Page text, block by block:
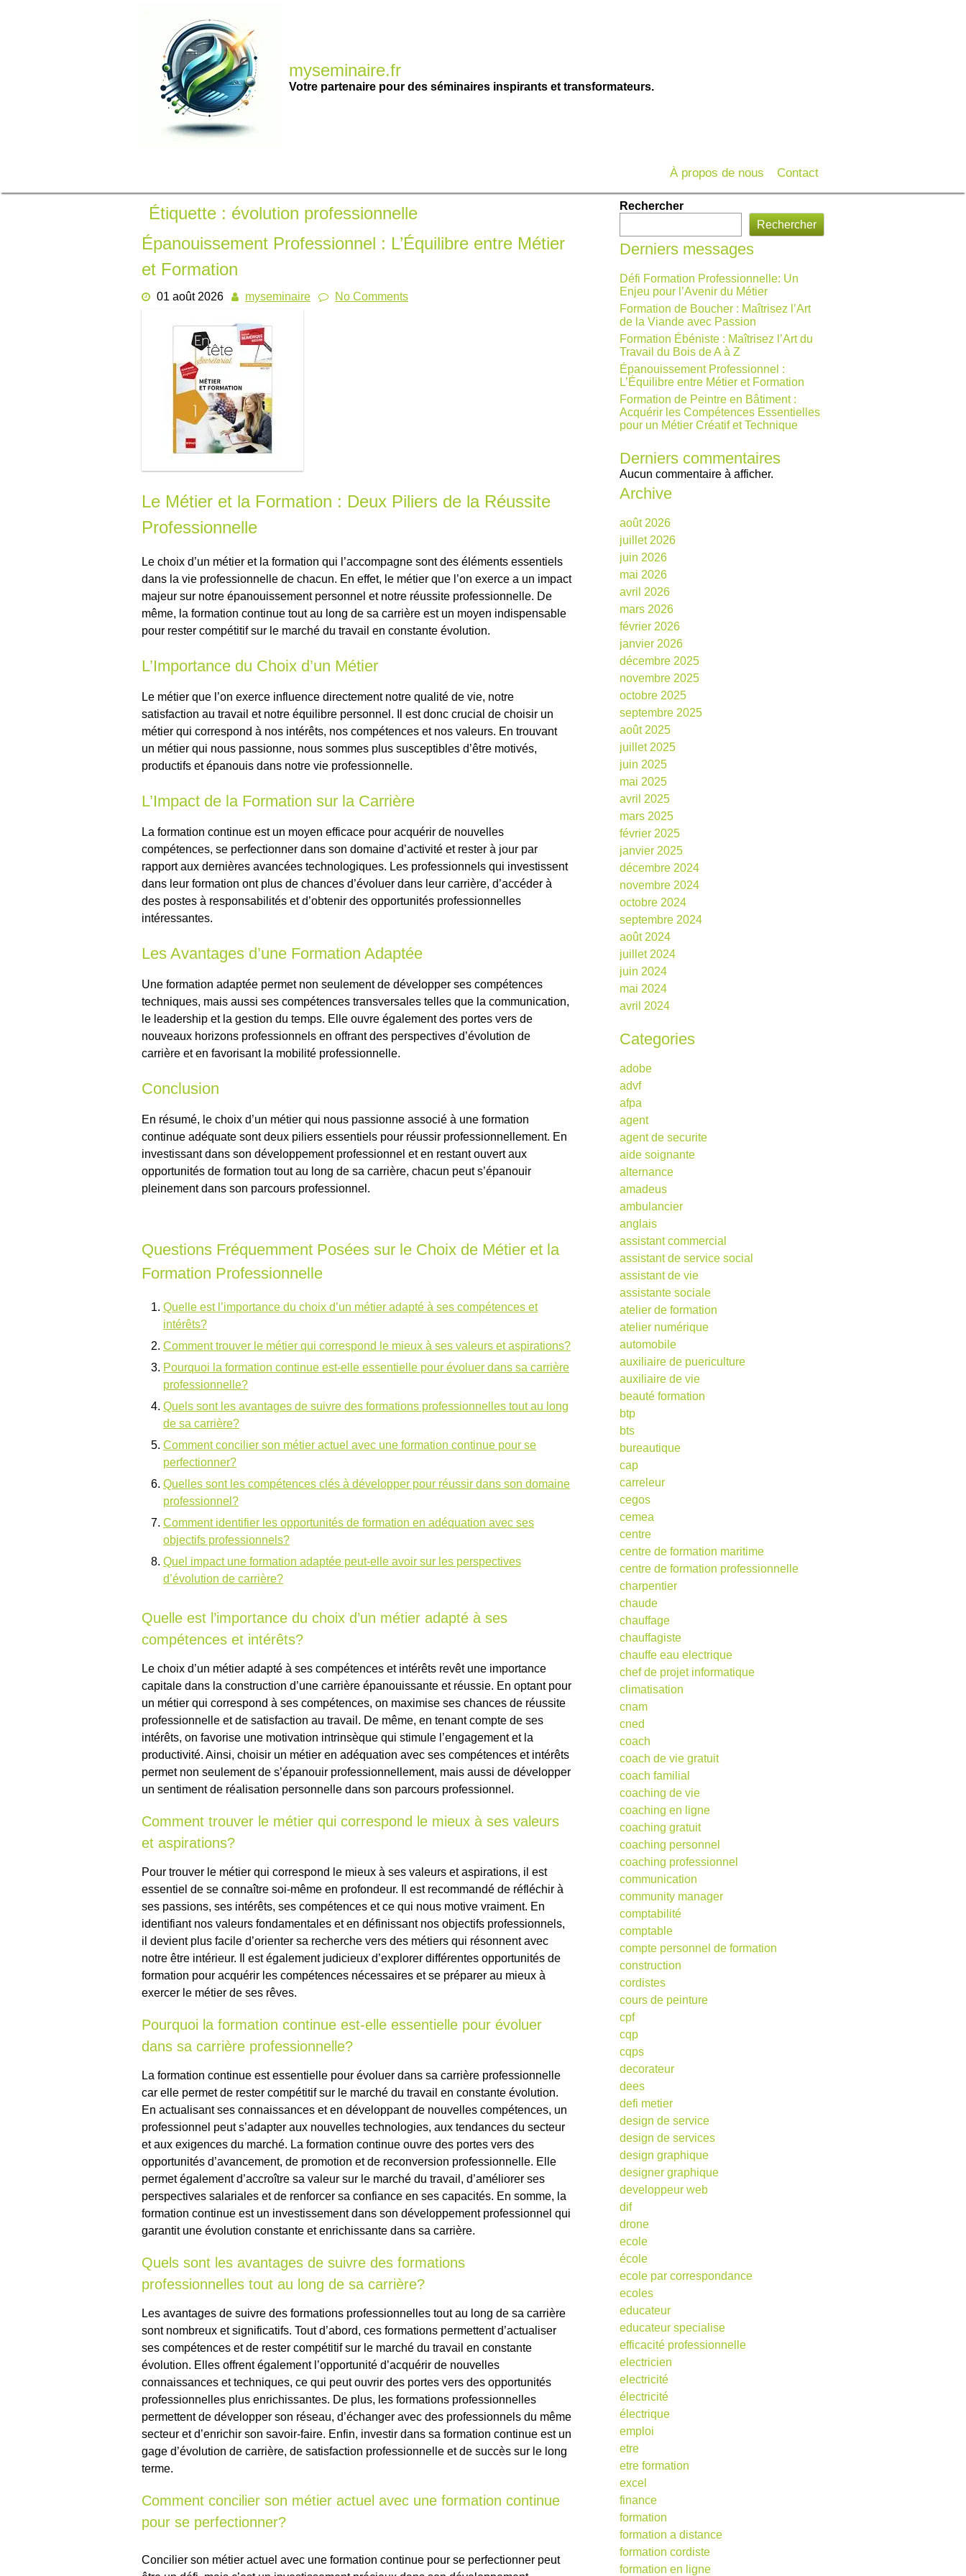
myseminaire.fr
Votre partenaire pour des séminaires inspirants et transformateurs.
À propos de nous Contact
Étiquette : évolution professionnelle
Épanouissement Professionnel : L’Équilibre entre Métier
et Formation
01 août 2026 myseminaire No Comments
Le Métier et la Formation : Deux Piliers de la Réussite
Professionnelle
Le choix d’un métier et la formation qui l’accompagne sont des éléments essentiels
dans la vie professionnelle de chacun. En effet, le métier que l’on exerce a un impact
majeur sur notre épanouissement personnel et notre réussite professionnelle. De
même, la formation continue tout au long de sa carrière est un moyen indispensable
pour rester compétitif sur le marché du travail en constante évolution.
L’Importance du Choix d’un Métier
Le métier que l’on exerce influence directement notre qualité de vie, notre
satisfaction au travail et notre équilibre personnel. Il est donc crucial de choisir un
métier qui correspond à nos intérêts, nos compétences et nos valeurs. En trouvant
un métier qui nous passionne, nous sommes plus susceptibles d’être motivés,
productifs et épanouis dans notre vie professionnelle.
L’Impact de la Formation sur la Carrière
La formation continue est un moyen efficace pour acquérir de nouvelles
compétences, se perfectionner dans son domaine d’activité et rester à jour par
rapport aux dernières avancées technologiques. Les professionnels qui investissent
dans leur formation ont plus de chances d’évoluer dans leur carrière, d’accéder à
des postes à responsabilités et d’obtenir des opportunités professionnelles
intéressantes.
Les Avantages d’une Formation Adaptée
Une formation adaptée permet non seulement de développer ses compétences
techniques, mais aussi ses compétences transversales telles que la communication,
le leadership et la gestion du temps. Elle ouvre également des portes vers de
nouveaux horizons professionnels en offrant des perspectives d’évolution de
carrière et en favorisant la mobilité professionnelle.
Conclusion
En résumé, le choix d’un métier qui nous passionne associé à une formation
continue adéquate sont deux piliers essentiels pour réussir professionnellement. En
investissant dans son développement professionnel et en restant ouvert aux
opportunités de formation tout au long de sa carrière, chacun peut s’épanouir
pleinement dans son parcours professionnel.
Questions Fréquemment Posées sur le Choix de Métier et la
Formation Professionnelle
Quelle est l’importance du choix d’un métier adapté à ses compétences et
intérêts?
Comment trouver le métier qui correspond le mieux à ses valeurs et aspirations?
Pourquoi la formation continue est-elle essentielle pour évoluer dans sa carrière
professionnelle?
Quels sont les avantages de suivre des formations professionnelles tout au long
de sa carrière?
Comment concilier son métier actuel avec une formation continue pour se
perfectionner?
Quelles sont les compétences clés à développer pour réussir dans son domaine
professionnel?
Comment identifier les opportunités de formation en adéquation avec ses
objectifs professionnels?
Quel impact une formation adaptée peut-elle avoir sur les perspectives
d’évolution de carrière?
Quelle est l’importance du choix d’un métier adapté à ses
compétences et intérêts?
Le choix d’un métier adapté à ses compétences et intérêts revêt une importance
capitale dans la construction d’une carrière épanouissante et réussie. En optant pour
un métier qui correspond à ses compétences, on maximise ses chances de réussite
professionnelle et de satisfaction au travail. De même, en tenant compte de ses
intérêts, on favorise une motivation intrinsèque qui stimule l’engagement et la
productivité. Ainsi, choisir un métier en adéquation avec ses compétences et intérêts
permet non seulement de s’épanouir professionnellement, mais aussi de développer
un sentiment de réalisation personnelle dans son parcours professionnel.
Comment trouver le métier qui correspond le mieux à ses valeurs
et aspirations?
Pour trouver le métier qui correspond le mieux à ses valeurs et aspirations, il est
essentiel de se connaître soi-même en profondeur. Il est recommandé de réfléchir à
ses passions, ses intérêts, ses compétences et ce qui nous motive vraiment. En
identifiant nos valeurs fondamentales et en définissant nos objectifs professionnels,
il devient plus facile d’orienter sa recherche vers des métiers qui résonnent avec
notre être intérieur. Il est également judicieux d’explorer différentes opportunités de
formation pour acquérir les compétences nécessaires et se préparer au mieux à
exercer le métier de ses rêves.
Pourquoi la formation continue est-elle essentielle pour évoluer
dans sa carrière professionnelle?
La formation continue est essentielle pour évoluer dans sa carrière professionnelle
car elle permet de rester compétitif sur le marché du travail en constante évolution.
En actualisant ses connaissances et en développant de nouvelles compétences, un
professionnel peut s’adapter aux nouvelles technologies, aux tendances du secteur
et aux exigences du marché. La formation continue ouvre des portes vers des
opportunités d’avancement, de promotion et de reconversion professionnelle. Elle
permet également d’accroître sa valeur sur le marché du travail, d’améliorer ses
perspectives salariales et de renforcer sa confiance en ses capacités. En somme, la
formation continue est un investissement dans son développement professionnel qui
garantit une évolution constante et enrichissante dans sa carrière.
Quels sont les avantages de suivre des formations
professionnelles tout au long de sa carrière?
Les avantages de suivre des formations professionnelles tout au long de sa carrière
sont nombreux et significatifs. Tout d’abord, ces formations permettent d’actualiser
ses compétences et de rester compétitif sur le marché du travail en constante
évolution. Elles offrent également l’opportunité d’acquérir de nouvelles
connaissances et techniques, ce qui peut ouvrir des portes vers des opportunités
professionnelles plus enrichissantes. De plus, les formations professionnelles
permettent de développer son réseau, d’échanger avec des professionnels du même
secteur et d’enrichir son savoir-faire. Enfin, investir dans sa formation continue est un
gage d’évolution de carrière, de satisfaction professionnelle et de succès sur le long
terme.
Comment concilier son métier actuel avec une formation continue
pour se perfectionner?
Concilier son métier actuel avec une formation continue pour se perfectionner peut
Rechercher
Rechercher
Derniers messages
Défi Formation Professionnelle: Un
Enjeu pour l’Avenir du Métier
Formation de Boucher : Maîtrisez l’Art
de la Viande avec Passion
Formation Ébéniste : Maîtrisez l’Art du
Travail du Bois de A à Z
Épanouissement Professionnel :
L’Équilibre entre Métier et Formation
Formation de Peintre en Bâtiment :
Acquérir les Compétences Essentielles
pour un Métier Créatif et Technique
Derniers commentaires
Aucun commentaire à afficher.
Archive
août 2026
juillet 2026
juin 2026
mai 2026
avril 2026
mars 2026
février 2026
janvier 2026
décembre 2025
novembre 2025
octobre 2025
septembre 2025
août 2025
juillet 2025
juin 2025
mai 2025
avril 2025
mars 2025
février 2025
janvier 2025
décembre 2024
novembre 2024
octobre 2024
septembre 2024
août 2024
juillet 2024
juin 2024
mai 2024
avril 2024
Categories
adobe
advf
afpa
agent
agent de securite
aide soignante
alternance
amadeus
ambulancier
anglais
assistant commercial
assistant de service social
assistant de vie
assistante sociale
atelier de formation
atelier numérique
automobile
auxiliaire de puericulture
auxiliaire de vie
beauté formation
btp
bts
bureautique
cap
carreleur
cegos
cemea
centre
centre de formation maritime
centre de formation professionnelle
charpentier
chaude
chauffage
chauffagiste
chauffe eau electrique
chef de projet informatique
climatisation
cnam
cned
coach
coach de vie gratuit
coach familial
coaching de vie
coaching en ligne
coaching gratuit
coaching personnel
coaching professionnel
communication
community manager
comptabilité
comptable
compte personnel de formation
construction
cordistes
cours de peinture
cpf
cqp
cqps
decorateur
dees
defi metier
design de service
design de services
design graphique
designer graphique
developpeur web
dif
drone
ecole
école
ecole par correspondance
ecoles
educateur
educateur specialise
efficacité professionnelle
electricien
electricité
électricité
électrique
emploi
etre
etre formation
excel
finance
formation
formation a distance
formation cordiste
formation en ligne